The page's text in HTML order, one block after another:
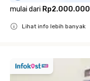
mulai dari Rp2.000.000
Lihat info lebih banyak